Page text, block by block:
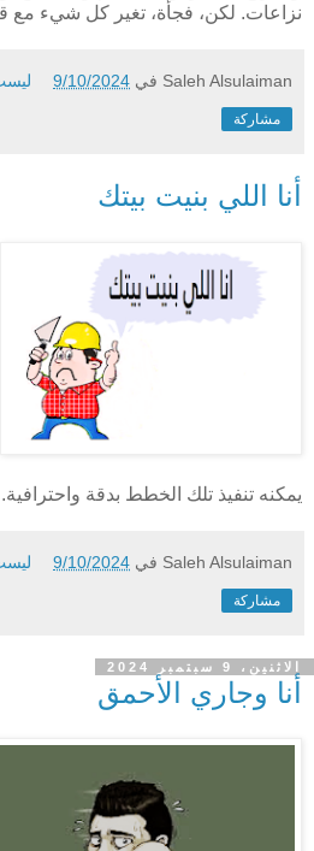
نزاعات. لكن، فجأة، تغير كل شيء مع
Saleh Alsulaiman في 9/10/2024
مشاركة
أنا اللي بنيت بيتك
يمكنه تنفيذ تلك الخطط بدقة واحترافية.
Saleh Alsulaiman في 9/10/2024
مشاركة
الاثنين، 9 سبتمبر 2024
أنا وجاري الأحمق